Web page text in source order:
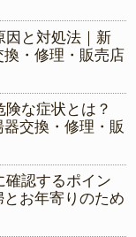
因と対処法｜新
・修理・販売店
な症状とは？
器交換・修理・販
確認するポイン
とお年寄りのため